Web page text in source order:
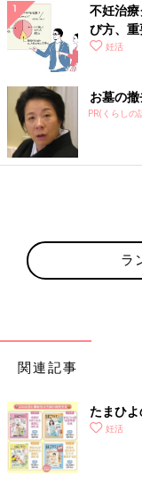
不妊治
び方、
妊活
お墓の
PR(くらしの
ラ
関連記事
たまひ
妊活